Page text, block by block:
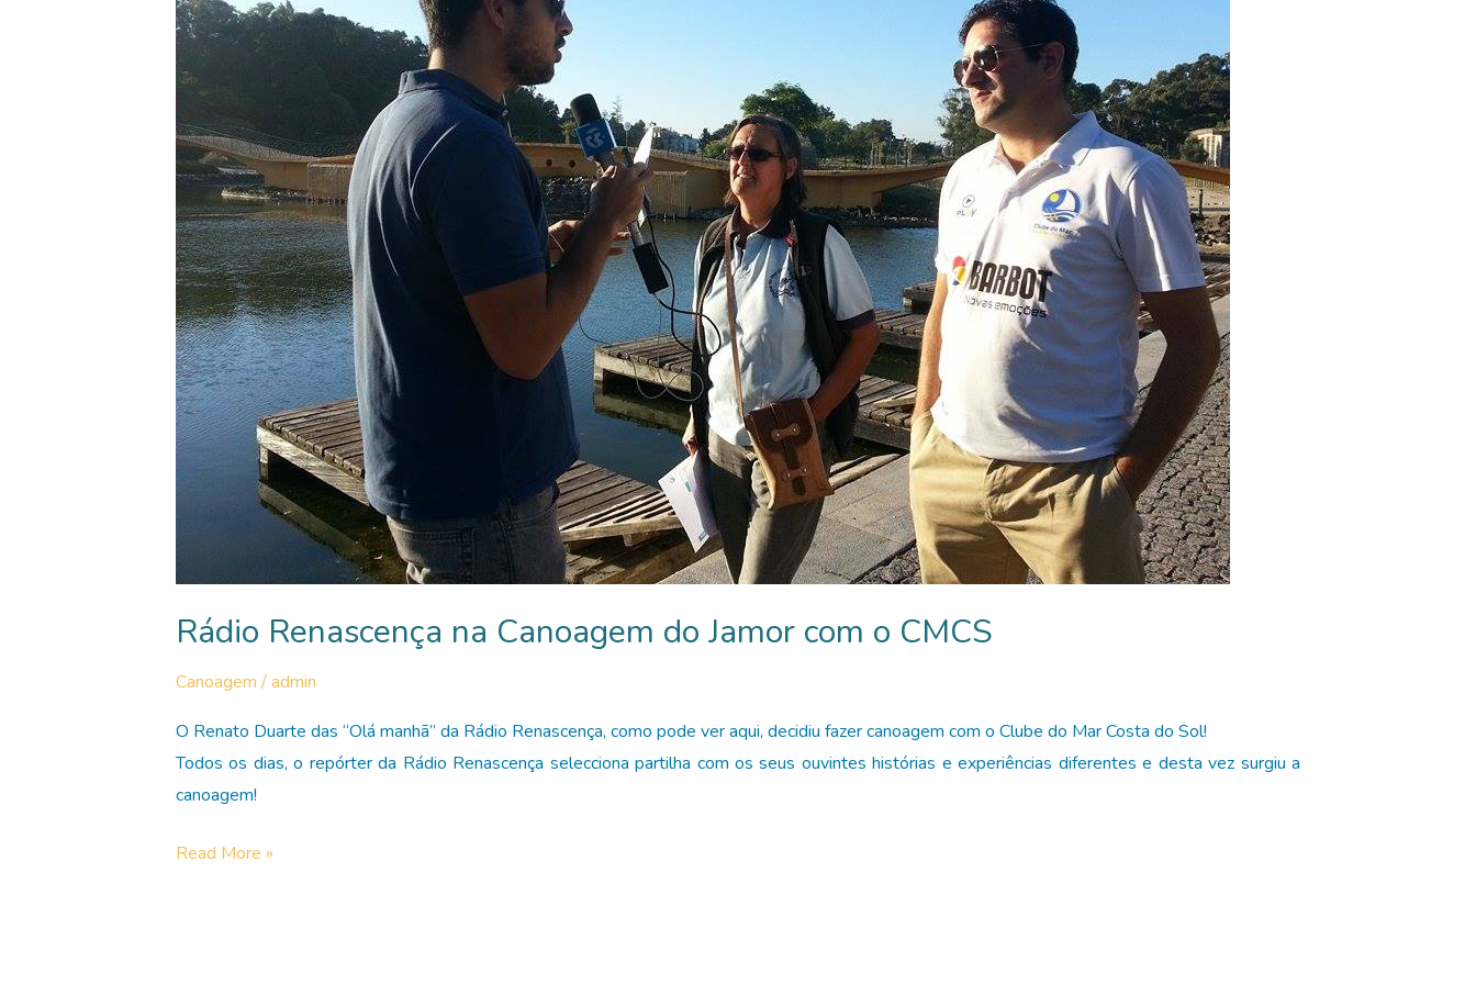
Rádio Renascença na Canoagem do Jamor com o CMCS
Canoagem /admin
O Renato Duarte das “Olá manhã” da Rádio Renascença, como pode ver aqui, decidiu fazer canoagem com o Clube do Mar Costa do Sol!
Todos os dias, o repórter da Rádio Renascença selecciona partilha com os seus ouvintes histórias e experiências diferentes e desta vez surgiu a
canoagem!
Rádio
Read More »